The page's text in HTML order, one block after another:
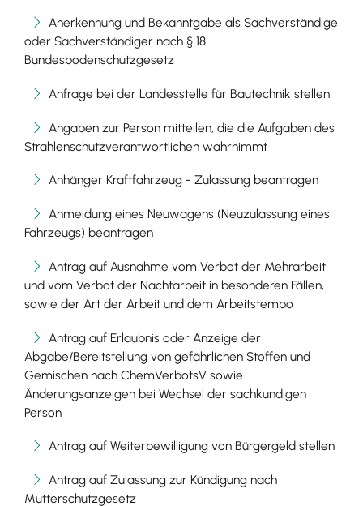
Anerkennung und Bekanntgabe als Sachverständige
oder Sachverständiger nach § 18
Bundesbodenschutzgesetz
Anfrage bei der Landesstelle für Bautechnik stellen
Angaben zur Person mitteilen, die die Aufgaben des
Strahlenschutzverantwortlichen wahrnimmt
Anhänger Kraftfahrzeug - Zulassung beantragen
Anmeldung eines Neuwagens (Neuzulassung eines
Fahrzeugs) beantragen
Antrag auf Ausnahme vom Verbot der Mehrarbeit
und vom Verbot der Nachtarbeit in besonderen Fällen,
sowie der Art der Arbeit und dem Arbeitstempo
Antrag auf Erlaubnis oder Anzeige der
Abgabe/Bereitstellung von gefährlichen Stoffen und
Gemischen nach ChemVerbotsV sowie
Änderungsanzeigen bei Wechsel der sachkundigen
Person
Antrag auf Weiterbewilligung von Bürgergeld stellen
Antrag auf Zulassung zur Kündigung nach
Mutterschutzgesetz